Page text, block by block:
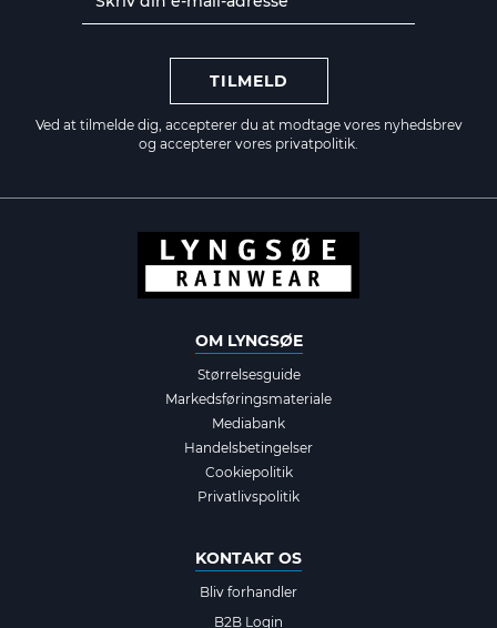
TILMELD
Ved at tilmelde dig, accepterer du at modtage vores nyhedsbrev
og accepterer vores privatpolitik.
OM LYNGSØE
Størrelsesguide
Markedsføringsmateriale
Mediabank
Handelsbetingelser
Cookiepolitik
Privatlivspolitik
KONTAKT OS
Bliv forhandler
B2B Login